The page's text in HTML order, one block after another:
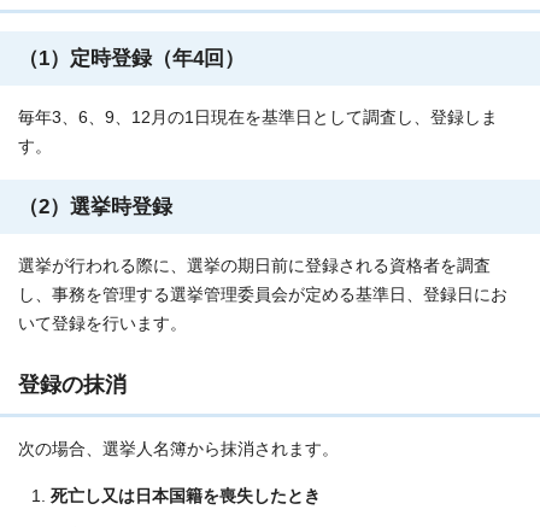
（1）定時登録（年4回）
毎年3、6、9、12月の1日現在を基準日として調査し、登録しま
す。
（2）選挙時登録
選挙が行われる際に、選挙の期日前に登録される資格者を調査
し、事務を管理する選挙管理委員会が定める基準日、登録日にお
いて登録を行います。
登録の抹消
次の場合、選挙人名簿から抹消されます。
死亡し又は日本国籍を喪失したとき